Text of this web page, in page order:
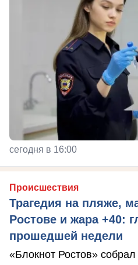
сегодня в 16:00
Происшествия
Трагедия на пляже,
Ростове и жара +40:
прошедшей недели
«Блокнот Ростов»